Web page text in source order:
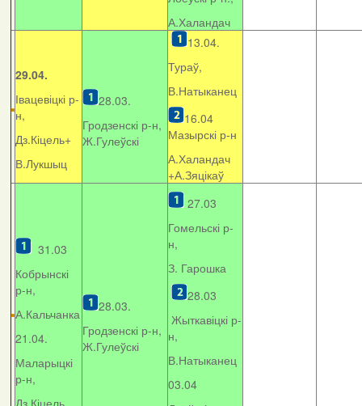
А.Халандач
29.04.
Івацевіцкі р-
н,
Дз.Кіцель+
В.Лукшыц
28.03.
Гродзенскі р-н,
Ж.Гулеўскі
13.04.
Тураў,
В.Натыканец
16.04
Мазырскі р-н
А.Халандач
+А.Зяцікаў
31.03
Кобрынскі
р-н,
А.Кальчанка
21.04.
Маларыцкі
р-н,
Дз.Кіцель
28.03.
Гродзенскі р-н,
Ж.Гулеўскі
27.03
Гомельскі р-
н,
З. Гарошка
28.03
Жыткавіцкі р-
н,
В.Натыканец
03.04